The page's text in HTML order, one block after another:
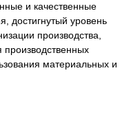
и качественные
достигнутый уровень
производства,
производственных
материальных и